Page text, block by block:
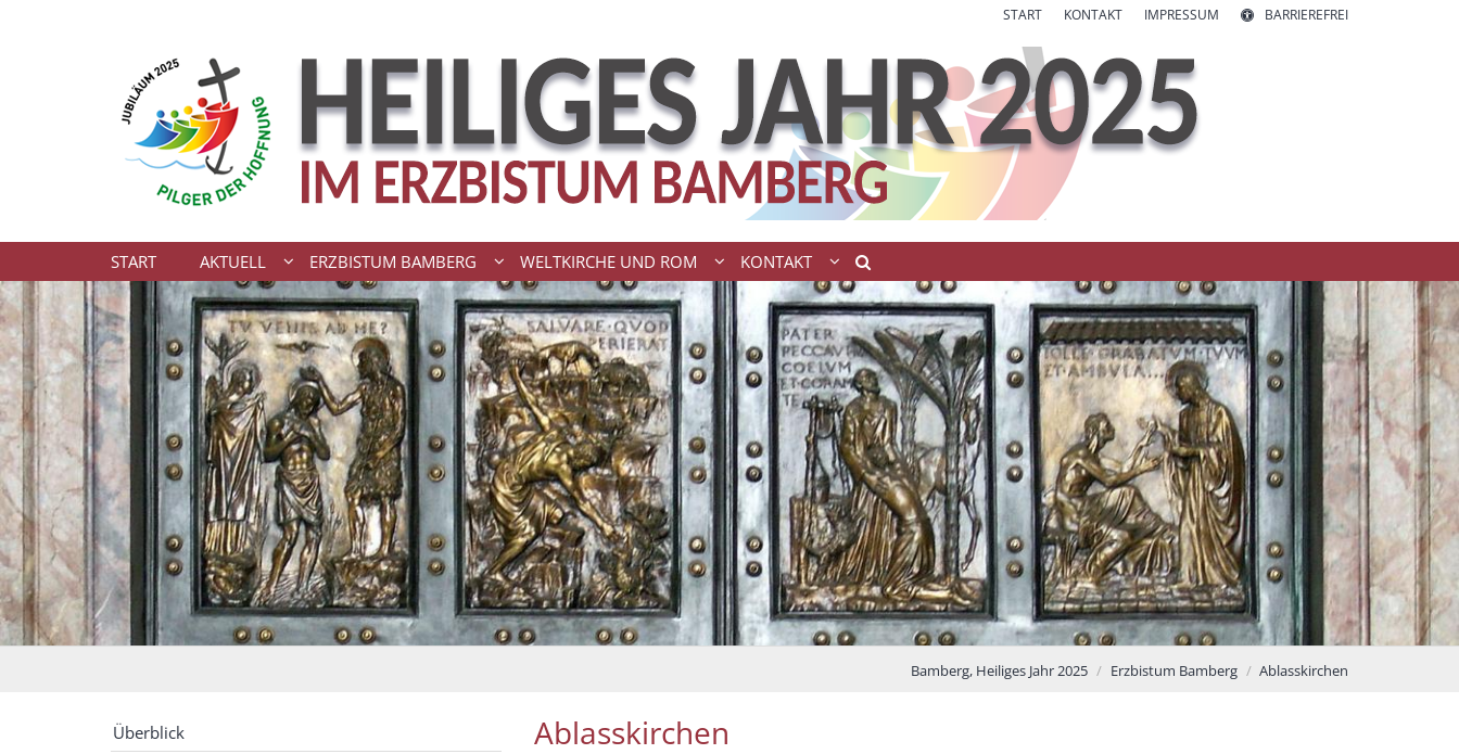
START KONTAKT IMPRESSUM BARRIEREFREI
START AKTUELL ERZBISTUM BAMBERG WELTKIRCHE UND ROM KONTAKT
Bamberg, Heiliges Jahr 2025 Erzbistum Bamberg Ablasskirchen
Ablasskirchen
Überblick